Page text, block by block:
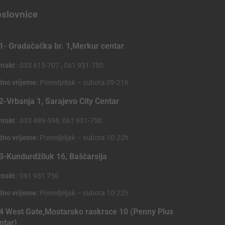
Gradačačka br. 1,Merkur centar
: 033 615-707 , 061 931-750
vrijeme: Ponedjeljak – subota 09-21h
Vrbanja 1, Sarajevo City Centar
: 033 489-598, 061 931-750
vrijeme: Ponedjeljak – subota 10-22h
Kundurdžiluk 16, Baščarsija
: 061 931 750
vrijeme: Ponedjeljak – subota 10-22h
West Gate,Mostarsko raskrsce 10 (Penny Plus